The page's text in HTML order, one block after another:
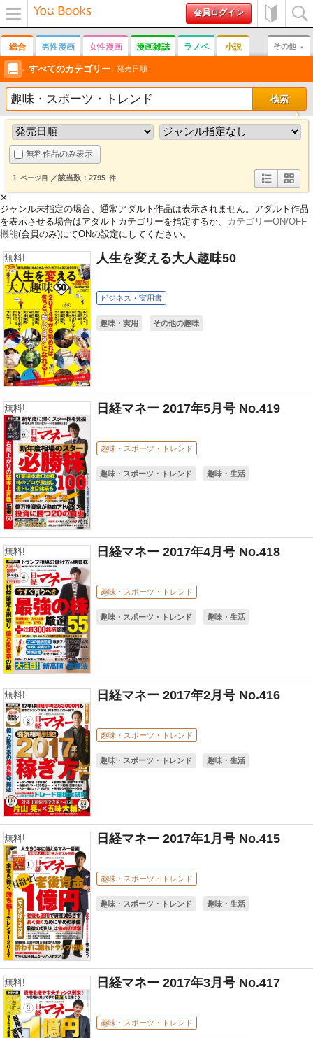
ー
会員ログイン
の方へ
総合 男性漫画 女性漫画 漫画雑誌 ラノベ 小説
男性誌 女性誌 趣味 実用書
その他
すべてのカテゴリー 発売日順
無料作品のみ表示
1 ページ目 ／該当数：2795 件
詳
表
示
簡
表
示
✕
ジャンル未指定の場合、通常アダルト作品は表示されません。アダルト作品
を表示させる場合はアダルトカテゴリーを指定するか、
カテゴリーON/OFF
機能(会員のみ)にてONの設定にしてください。
無料! 人生を変える大人趣味50
ビジネス・実用書
趣味・実用 その他の趣味
無料! 日経マネー 2017年5月号 No.419
趣味・スポーツ・トレンド
趣味・スポーツ・トレンド 趣味・生活
無料! 日経マネー 2017年4月号 No.418
趣味・スポーツ・トレンド
趣味・スポーツ・トレンド 趣味・生活
無料! 日経マネー 2017年2月号 No.416
趣味・スポーツ・トレンド
趣味・スポーツ・トレンド 趣味・生活
無料! 日経マネー 2017年1月号 No.415
趣味・スポーツ・トレンド
趣味・スポーツ・トレンド 趣味・生活
無料! 日経マネー 2017年3月号 No.417
趣味・スポーツ・トレンド